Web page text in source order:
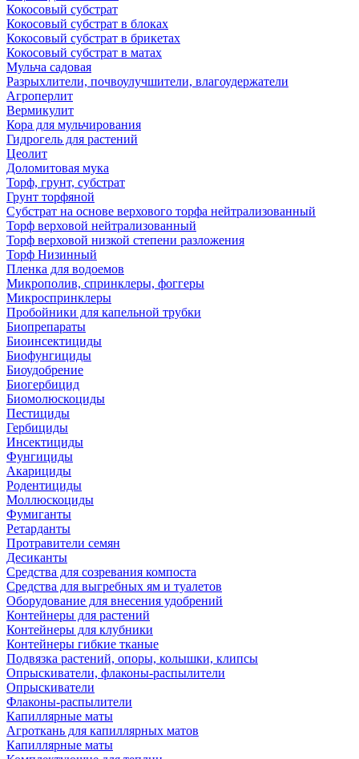
Кокосовый субстрат
Кокосовый субстрат в блоках
Кокосовый субстрат в брикетах
Кокосовый субстрат в матах
Мульча садовая
Разрыхлители, почвоулучшители, влагоудержатели
Агроперлит
Вермикулит
Кора для мульчирования
Гидрогель для растений
Цеолит
Доломитовая мука
Торф, грунт, субстрат
Грунт торфяной
Субстрат на основе верхового торфа нейтрализованный
Торф верховой нейтрализованный
Торф верховой низкой степени разложения
Торф Низинный
Пленка для водоемов
Микрополив, спринклеры, фоггеры
Микроспринклеры
Пробойники для капельной трубки
Биопрепараты
Биоинсектициды
Биофунгициды
Биоудобрение
Биогербицид
Биомолюскоциды
Пестициды
Гербициды
Инсектициды
Фунгициды
Акарициды
Родентициды
Моллюскоциды
Фумиганты
Ретарданты
Протравители семян
Десиканты
Средства для созревания компоста
Средства для выгребных ям и туалетов
Оборудование для внесения удобрений
Контейнеры для растений
Контейнеры для клубники
Контейнеры гибкие тканые
Подвязка растений, опоры, колышки, клипсы
Опрыскиватели, флаконы-распылители
Опрыскиватели
Флаконы-распылители
Капиллярные маты
Агроткань для капиллярных матов
Капиллярные маты